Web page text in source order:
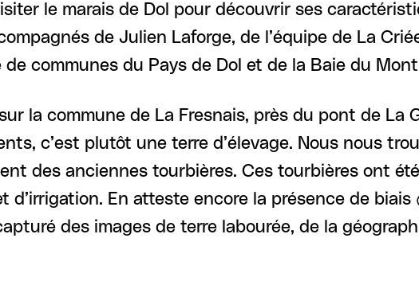
le marais de Dol pour découvrir ses
de Julien Laforge, de l’équipe de La
communes du Pays de Dol et de la Baie du
la commune de La Fresnais, près du pont de La
c’est plutôt une terre d’élevage. Nous nous
des anciennes tourbières. Ces tourbières ont
d’irrigation. En atteste encore la présence de
des images de terre labourée, de la